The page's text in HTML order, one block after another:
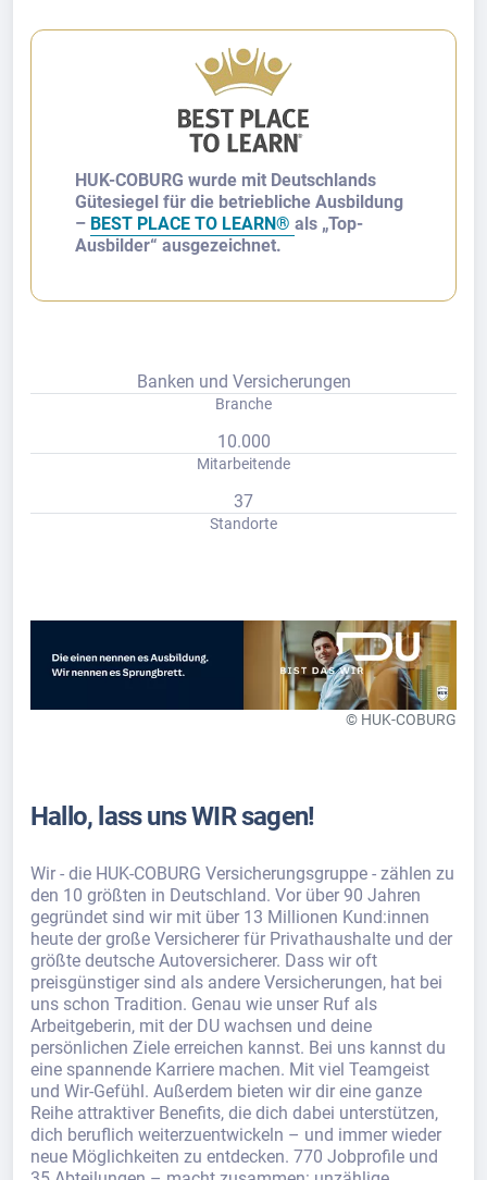
HUK-COBURG wurde mit Deutschlands
Gütesiegel für die betriebliche Ausbildung
– BEST PLACE TO LEARN® als „Top-
Ausbilder“ ausgezeichnet.
Banken und Versicherungen
Branche
10.000
Mitarbeitende
37
Standorte
© HUK-COBURG
Hallo, lass uns WIR sagen!
Wir - die HUK-COBURG Versicherungsgruppe - zählen zu
den 10 größten in Deutschland. Vor über 90 Jahren
gegründet sind wir mit über 13 Millionen Kund:innen
heute der große Versicherer für Privathaushalte und der
größte deutsche Autoversicherer. Dass wir oft
preisgünstiger sind als andere Versicherungen, hat bei
uns schon Tradition. Genau wie unser Ruf als
Arbeitgeberin, mit der DU wachsen und deine
persönlichen Ziele erreichen kannst. Bei uns kannst du
eine spannende Karriere machen. Mit viel Teamgeist
und Wir-Gefühl. Außerdem bieten wir dir eine ganze
Reihe attraktiver Benefits, die dich dabei unterstützen,
dich beruflich weiterzuentwickeln – und immer wieder
neue Möglichkeiten zu entdecken. 770 Jobprofile und